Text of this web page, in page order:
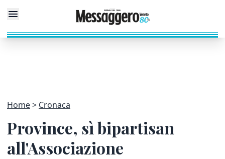
Home Cronaca
Province, sì bipartisan
all'Associazione